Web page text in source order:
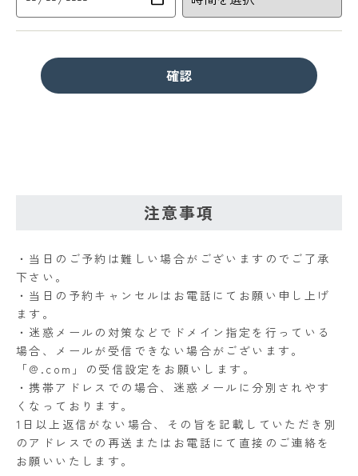
注意事項
・当日のご予約は難しい場合がございますのでご了承
下さい。
・当日の予約キャンセルはお電話にてお願い申し上げ
ます。
・迷惑メールの対策などでドメイン指定を行っている
場合、メールが受信できない場合がございます。
「@.com」の受信設定をお願いします。
・携帯アドレスでの場合、迷惑メールに分別されやす
くなっております。
1日以上返信がない場合、その旨を記載していただき別
のアドレスでの再送またはお電話にて直接のご連絡を
お願いいたします。